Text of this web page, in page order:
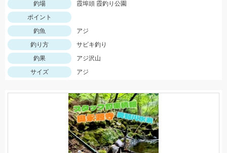
釣場
霞埠頭 霞釣り公園
ポイント
釣魚
アジ
釣り方
サビキ釣り
釣果
アジ沢山
サイズ
アジ